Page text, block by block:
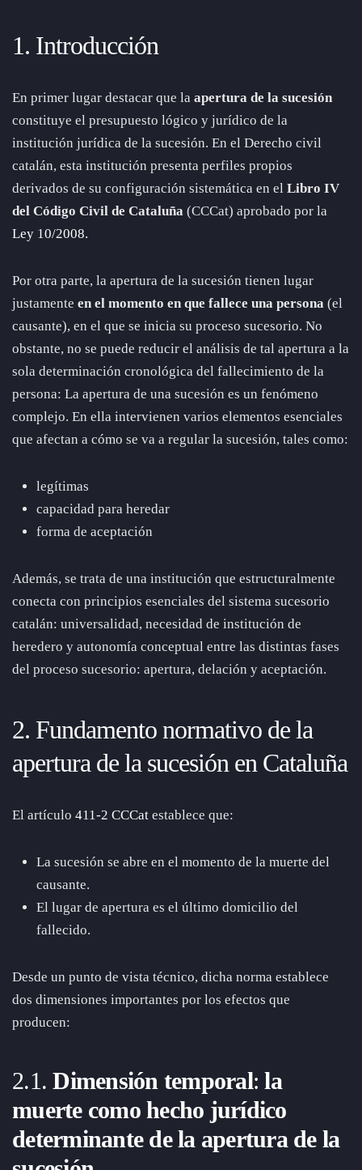
1. Introducción
En primer lugar destacar que la apertura de la sucesión
constituye el presupuesto lógico y jurídico de la
institución jurídica de la sucesión. En el Derecho civil
catalán, esta institución presenta perfiles propios
derivados de su configuración sistemática en el Libro IV
del Código Civil de Cataluña (CCCat) aprobado por la
Ley 10/2008.
Por otra parte, la apertura de la sucesión tienen lugar
justamente en el momento en que fallece una persona (el
causante), en el que se inicia su proceso sucesorio. No
obstante, no se puede reducir el análisis de tal apertura a la
sola determinación cronológica del fallecimiento de la
persona: La apertura de una sucesión es un fenómeno
complejo. En ella intervienen varios elementos esenciales
que afectan a cómo se va a regular la sucesión, tales como:
legítimas
capacidad para heredar
forma de aceptación
Además, se trata de una institución que estructuralmente
conecta con principios esenciales del sistema sucesorio
catalán: universalidad, necesidad de institución de
heredero y autonomía conceptual entre las distintas fases
del proceso sucesorio: apertura, delación y aceptación.
2. Fundamento normativo de la
apertura de la sucesión en Cataluña
El artículo 411-2 CCCat establece que:
La sucesión se abre en el momento de la muerte del
causante.
El lugar de apertura es el último domicilio del
fallecido.
Desde un punto de vista técnico, dicha norma establece
dos dimensiones importantes por los efectos que
producen:
2.1.Dimensión temporal: la
muerte como hecho jurídico
determinante de la apertura de la